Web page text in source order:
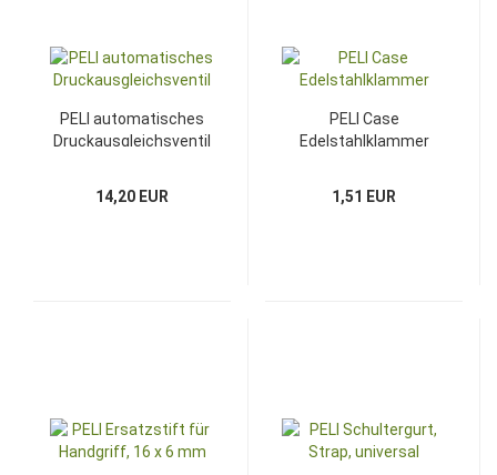
PELI automatisches
Druckausgleichsventil
14,20 EUR
PELI Case
Edelstahlklammer
1,51 EUR